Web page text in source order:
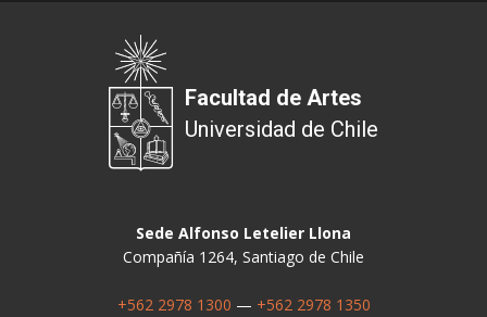
Facultad de Artes
Universidad de Chile
Sede Alfonso Letelier Llona
Compañía 1264, Santiago de Chile
+562 2978 1300 — +562 2978 1350